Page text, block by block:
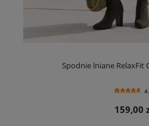
Spodnie lniane RelaxFit
159,00